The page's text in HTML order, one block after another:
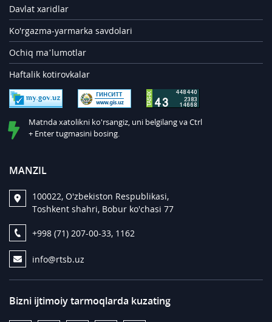
Davlat xaridlar
Ko'rgazma-yarmarka savdolari
Ochiq ma’lumotlar
Haftalik kotirovkalar
Matnda xatolikni ko'rsangiz, uni belgilang va Ctrl
+ Enter tugmasini bosing.
MANZIL
100022, O'zbekiston Respublikasi,
Toshkent shahri, Bobur ko'chasi 77
+998 (71) 207-00-33, 1162
info@rtsb.uz
Bizni ijtimoiy tarmoqlarda kuzating